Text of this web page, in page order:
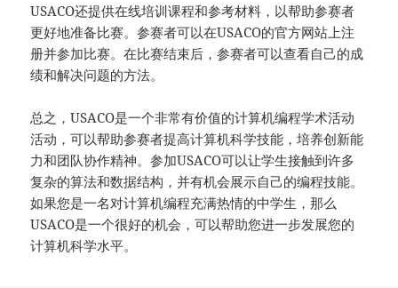
USACO还提供在线培训课程和参考材料，以帮助参赛者
更好地准备比赛。参赛者可以在USACO的官方网站上注
册并参加比赛。在比赛结束后，参赛者可以查看自己的成
绩和解决问题的方法。
总之，USACO是一个非常有价值的计算机编程学术活动
活动，可以帮助参赛者提高计算机科学技能，培养创新能
力和团队协作精神。参加USACO可以让学生接触到许多
复杂的算法和数据结构，并有机会展示自己的编程技能。
如果您是一名对计算机编程充满热情的中学生，那么
USACO是一个很好的机会，可以帮助您进一步发展您的
计算机科学水平。